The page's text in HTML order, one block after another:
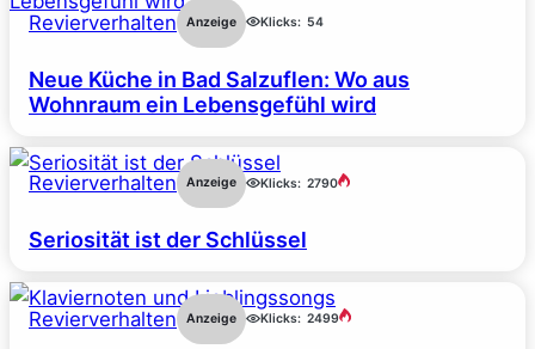
Revierverhalten Anzeige Klicks: 54
Neue Küche in Bad Salzuflen: Wo aus
Wohnraum ein Lebensgefühl wird
Revierverhalten Anzeige Klicks: 2790
Seriosität ist der Schlüssel
Revierverhalten Anzeige Klicks: 2499